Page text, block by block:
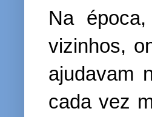
Na
vizinhos,
ajudavam
cada vez